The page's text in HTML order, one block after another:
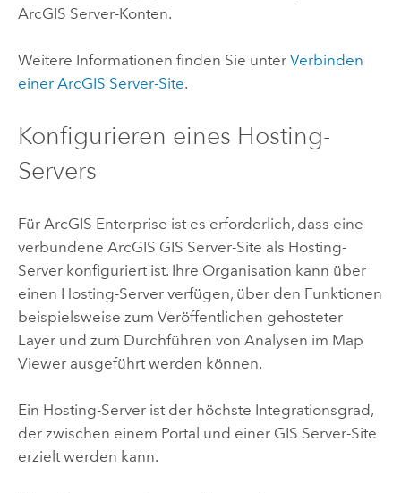
ArcGIS Server-Konten.
Weitere Informationen finden Sie unter Verbinden
einer ArcGIS Server-Site.
Konfigurieren eines Hosting-
Servers
Für ArcGIS Enterprise ist es erforderlich, dass eine
verbundene ArcGIS GIS Server-Site als Hosting-
Server konfiguriert ist. Ihre Organisation kann über
einen Hosting-Server verfügen, über den Funktionen
beispielsweise zum Veröffentlichen gehosteter
Layer und zum Durchführen von Analysen im Map
Viewerausgeführt werden können.
Ein Hosting-Server ist der höchste Integrationsgrad,
der zwischen einem Portal und einer GIS Server-Site
erzielt werden kann.